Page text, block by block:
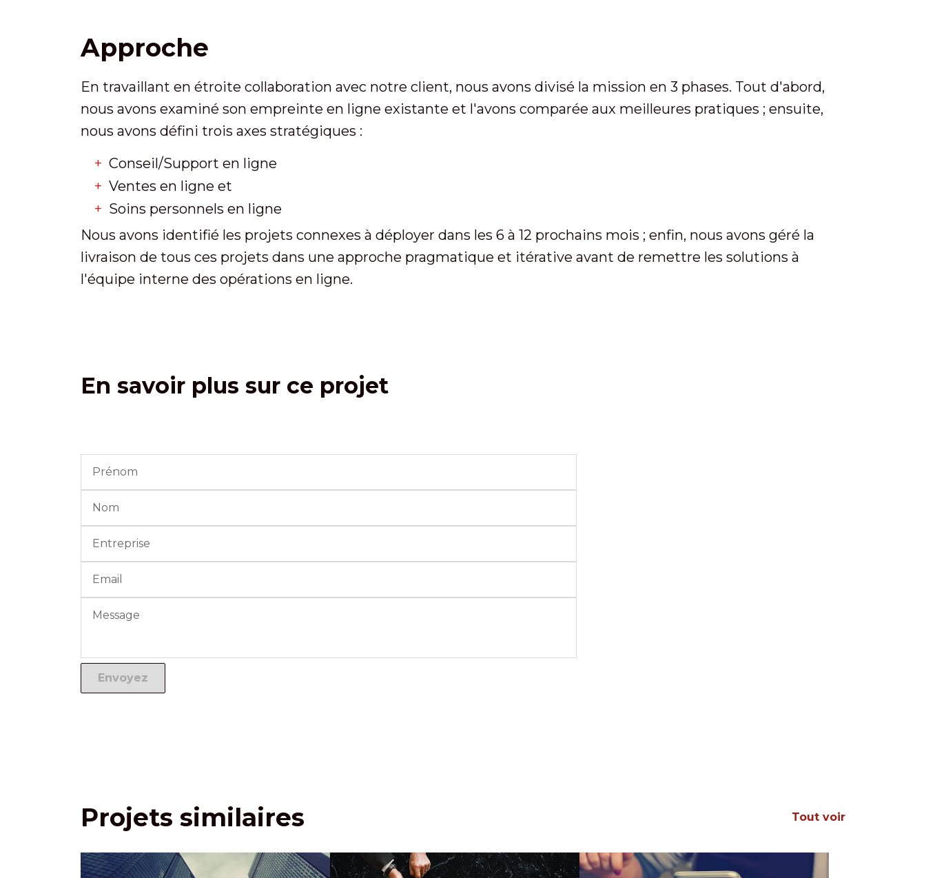
Approche
En travaillant en étroite collaboration avec notre client, nous avons divisé la mission en 3 phases. Tout d'abord,
nous avons examiné son empreinte en ligne existante et l'avons comparée aux meilleures pratiques ; ensuite,
nous avons défini trois axes stratégiques :
Conseil/Support en ligne
Ventes en ligne et
Soins personnels en ligne
Nous avons identifié les projets connexes à déployer dans les 6 à 12 prochains mois ; enfin, nous avons géré la
livraison de tous ces projets dans une approche pragmatique et itérative avant de remettre les solutions à
l'équipe interne des opérations en ligne.
En savoir plus sur ce projet
Projets similaires Tout voir